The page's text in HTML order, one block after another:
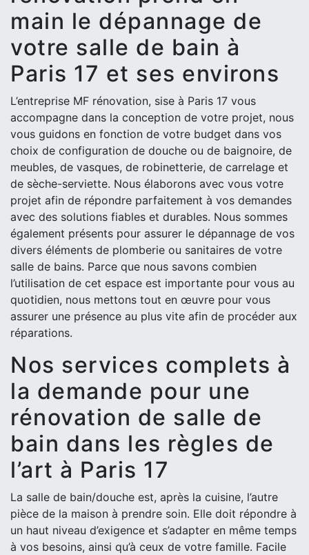
main le dépannage de
votre salle de bain à
Paris 17 et ses environs
L’entreprise MF rénovation, sise à Paris 17 vous
accompagne dans la conception de votre projet, nous
vous guidons en fonction de votre budget dans vos
choix de configuration de douche ou de baignoire, de
meubles, de vasques, de robinetterie, de carrelage et
de sèche-serviette. Nous élaborons avec vous votre
projet afin de répondre parfaitement à vos demandes
avec des solutions fiables et durables. Nous sommes
également présents pour assurer le dépannage de vos
divers éléments de plomberie ou sanitaires de votre
salle de bains. Parce que nous savons combien
l’utilisation de cet espace est importante pour vous au
quotidien, nous mettons tout en œuvre pour vous
assurer une présence au plus vite afin de procéder aux
réparations.
Nos services complets à
la demande pour une
rénovation de salle de
bain dans les règles de
l’art à Paris 17
La salle de bain/douche est, après la cuisine, l’autre
pièce de la maison à prendre soin. Elle doit répondre à
un haut niveau d’exigence et s’adapter en même temps
à vos besoins, ainsi qu’à ceux de votre famille. Facile